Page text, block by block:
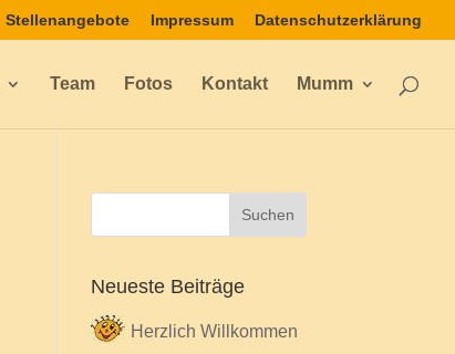
Stellenangebote Impressum Datenschutzerklärung
Team Fotos Kontakt Mumm
Neueste Beiträge
Herzlich Willkommen